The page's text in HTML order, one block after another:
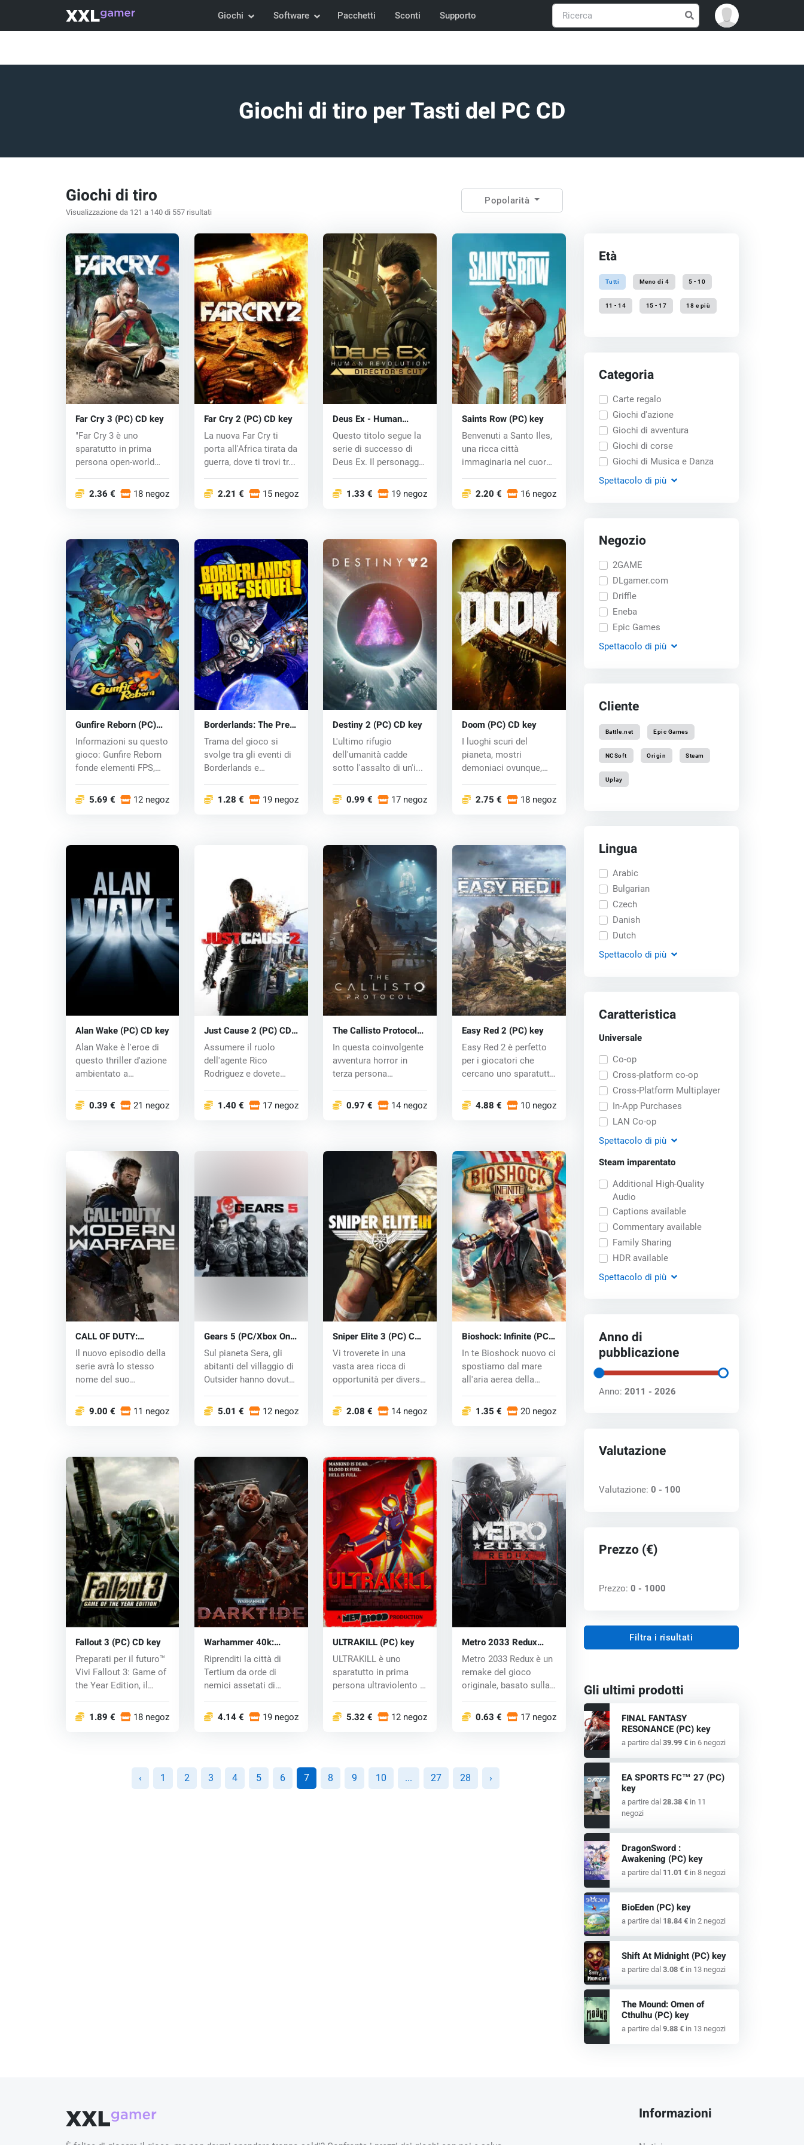
Giochi Software Pacchetti Sconti Supporto
Giochi di tiro per Tasti del PC CD
Giochi di tiro
Visualizzazione da 121 a 140 di 557 risultati
Popolarità
Far Cry 3 (PC) CD key
"Far Cry 3 è uno
sparatutto in prima
persona open-world
2.36 € 18 negozi
Far Cry 2 (PC) CD key
La nuova Far Cry ti
porta all'Africa tirata da
guerra, dove ti trovi tr...
2.21 € 15 negozi
Deus Ex - Human
Revolution (PC) CD key
Questo titolo segue la
serie di successo di
Deus Ex. Il personaggio
1.33 € 19 negozi
Saints Row (PC) key
Benvenuti a Santo Iles,
una ricca città
immaginaria nel cuore
2.20 € 16 negozi
Gunfire Reborn (PC)
key
Informazioni su questo
gioco: Gunfire Reborn
fonde elementi FPS,
5.69 € 12 negozi
Borderlands: The Pre
Sequel (PC) CD key
Trama del gioco si
svolge tra gli eventi di
Borderlands e
1.28 € 19 negozi
Destiny 2 (PC) CD key
L'ultimo rifugio
dell'umanità cadde
sotto l'assalto di un'i...
0.99 € 17 negozi
Doom (PC) CD key
I luoghi scuri del
pianeta, mostri
demoniaci ovunque,
2.75 € 18 negozi
Alan Wake (PC) CD key
Alan Wake è l'eroe di
questo thriller d'azione
ambientato a
0.39 € 21 negozi
Just Cause 2 (PC) CD
key
Assumere il ruolo
dell'agente Rico
Rodriguez e dovete
1.40 € 17 negozi
The Callisto Protocol
(PC) key
In questa coinvolgente
avventura horror in
terza persona
0.97 € 14 negozi
Easy Red 2 (PC) key
Easy Red 2 è perfetto
per i giocatori che
cercano uno sparatutto
4.88 € 10 negozi
CALL OF DUTY:
MODERN WARFARE
(PC) CD key
Il nuovo episodio della
serie avrà lo stesso
nome del suo
9.00 € 11 negozi
Gears 5 (PC/Xbox One)
key
Sul pianeta Sera, gli
abitanti del villaggio di
Outsider hanno dovuto
5.01 € 12 negozi
Sniper Elite 3 (PC) CD
key
Vi troverete in una
vasta area ricca di
opportunità per diversi
2.08 € 14 negozi
Bioshock: Infinite (PC)
CD key
In te Bioshock nuovo ci
spostiamo dal mare
all'aria aerea della
1.35 € 20 negozi
Fallout 3 (PC) CD key
Preparati per il futuro™
Vivi Fallout 3: Game of
the Year Edition, il
1.89 € 18 negozi
Warhammer 40k:
Darktide (PC) key
Riprenditi la città di
Tertium da orde di
nemici assetati di
4.14 € 19 negozi
ULTRAKILL (PC) key
ULTRAKILL è uno
sparatutto in prima
persona ultraviolento e
5.32 € 12 negozi
Metro 2033 Redux
(PC) CD key
Metro 2033 Redux è un
remake del gioco
originale, basato sulla
0.63 € 17 negozi
‹ 1 2 3 4 5 6 7 8 9 10 ... 27 28 ›
Età
Tutti Meno di 4 5 - 10
11 - 14 15 - 17 18 e più
Categoria
Carte regalo
Giochi d'azione
Giochi di avventura
Giochi di corse
Giochi di Musica e Danza
Spettacolo di più
Negozio
2GAME
DLgamer.com
Driffle
Eneba
Epic Games
Spettacolo di più
Cliente
Battle.net Epic Games
NCSoft Origin Steam
Uplay
Lingua
Arabic
Bulgarian
Czech
Danish
Dutch
Spettacolo di più
Caratteristica
Universale
Co-op
Cross-platform co-op
Cross-Platform Multiplayer
In-App Purchases
LAN Co-op
Spettacolo di più
Steam imparentato
Additional High-Quality
Audio
Captions available
Commentary available
Family Sharing
HDR available
Spettacolo di più
Anno di
pubblicazione
Anno:2011 - 2026
Valutazione
Valutazione:0 - 100
Prezzo (€)
Prezzo:0 - 1000
Filtra i risultati
Gli ultimi prodotti
FINAL FANTASY
RESONANCE (PC) key
a partire dal 39.99 €in 6 negozi
EA SPORTS FC™ 27 (PC)
key
a partire dal 28.38 €in 11
negozi
DragonSword :
Awakening (PC) key
a partire dal 11.01 €in 8 negozi
BioEden (PC) key
a partire dal 18.84 €in 2 negozi
Shift At Midnight (PC) key
a partire dal 3.08 €in 13 negozi
The Mound: Omen of
Cthulhu (PC) key
a partire dal 9.88 €in 13 negozi
Informazioni